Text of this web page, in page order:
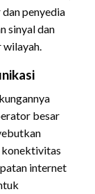
penyedia
sinyal dan
besar
konektivitas
internet